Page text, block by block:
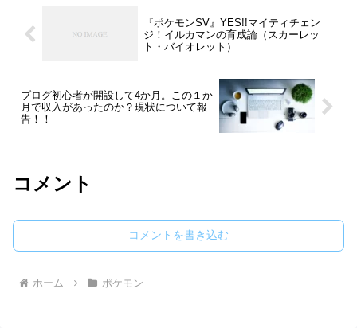
『ポケモンSV』YES!!マイティチェン
ジ！イルカマンの育成論（スカーレッ
ト・バイオレット）
ブログ初心者が開設して4か月。この１か
月で収入があったのか？現状について報
告！！
コメント
コメントを書き込む
ホーム ポケモン